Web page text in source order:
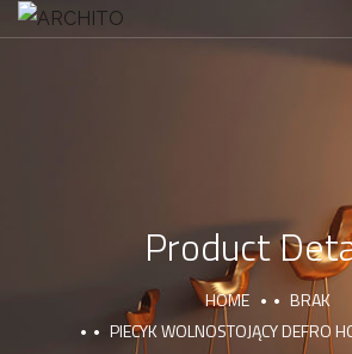
Product
HOME
BRAK
PIECYK WOLNOSTOJĄCY DEFRO